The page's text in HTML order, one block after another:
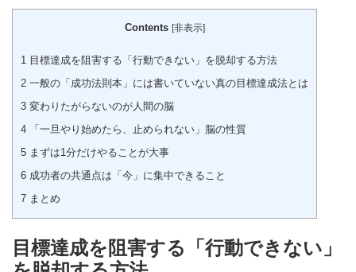
Contents [非表示]
1 目標達成を阻害する「行動できない」を脱却する方法
2 一般の「成功法則本」には書いていない真の目標達成法とは
3 変わりたがらないのが人間の脳
4 「一旦やり始めたら、止められない」脳の性質
5 まずは1分だけやることが大事
6 成功者の共通点は「今」に集中できること
7 まとめ
目標達成を阻害する「行動できない」